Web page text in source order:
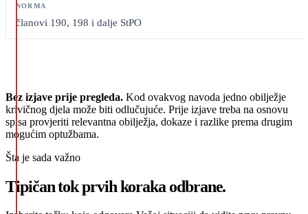
članovi 190, 198 i dalje StPO
Bez izjave prije pregleda. Kod ovakvog navoda jedno obilježje
krivičnog djela može biti odlučujuće. Prije izjave treba na osnovu
spisa provjeriti relevantna obilježja, dokaze i razlike prema drugim
mogućim optužbama.
Šta je sada važno
Tipičan tok prvih koraka odbrane.